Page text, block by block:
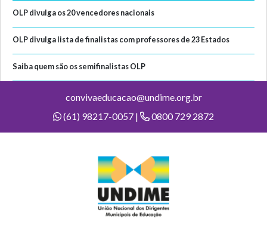
OLP divulga os 20 vencedores nacionais
OLP divulga lista de finalistas com professores de 23 Estados
Saiba quem são os semifinalistas OLP
convivaeducacao@undime.org.br
(61) 98217-0057 |
0800 729 2872